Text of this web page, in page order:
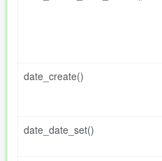
date_create()
date_date_set()